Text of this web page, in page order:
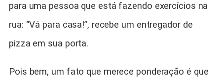
para uma pessoa que está fazendo exercícios na
rua: “Vá para casa!”, recebe um entregador de
pizza em sua porta.
Pois bem, um fato que merece ponderação é que